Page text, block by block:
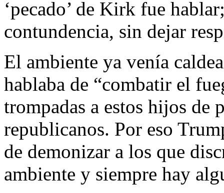
‘pecado’ de Kirk fue
contundencia, sin dejar
El ambiente ya venía
hablaba de “combatir el
trompadas a estos hijos de
republicanos. Por eso
de demonizar a los que
ambiente y siempre hay